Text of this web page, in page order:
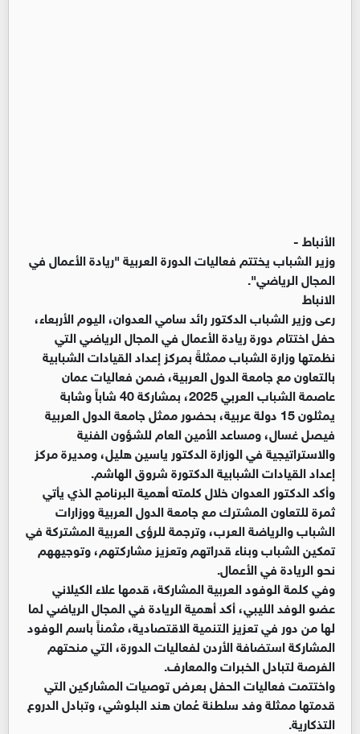
الأنباط -
وزير الشباب يختتم فعاليات الدورة العربية "ريادة الأعمال في
المجال الرياضي".
الانباط
رعى وزير الشباب الدكتور رائد سامي العدوان، اليوم الأربعاء،
حفل اختتام دورة ريادة الأعمال في المجال الرياضي التي
نظمتها وزارة الشباب ممثلةً بمركز إعداد القيادات الشبابية
بالتعاون مع جامعة الدول العربية، ضمن فعاليات عمان
عاصمة الشباب العربي 2025، بمشاركة 40 شاباً وشابة
يمثلون 15 دولة عربية، بحضور ممثل جامعة الدول العربية
فيصل غسال، ومساعد الأمين العام للشؤون الفنية
والاستراتيجية في الوزارة الدكتور ياسين هليل، ومديرة مركز
إعداد القيادات الشبابية الدكتورة شروق الهاشم.
وأكد الدكتور العدوان خلال كلمته أهمية البرنامج الذي يأتي
ثمرة للتعاون المشترك مع جامعة الدول العربية ووزارات
الشباب والرياضة العرب، وترجمة للرؤى العربية المشتركة في
تمكين الشباب وبناء قدراتهم وتعزيز مشاركتهم، وتوجيههم
نحو الريادة في الأعمال.
وفي كلمة الوفود العربية المشاركة، قدمها علاء الكيلاني
عضو الوفد الليبي، أكد أهمية الريادة في المجال الرياضي لما
لها من دور في تعزيز التنمية الاقتصادية، مثمناً باسم الوفود
المشاركة استضافة الأردن لفعاليات الدورة، التي منحتهم
الفرصة لتبادل الخبرات والمعارف.
واختتمت فعاليات الحفل بعرض توصيات المشاركين التي
قدمتها ممثلة وفد سلطنة عُمان هند البلوشي، وتبادل الدروع
التذكارية.